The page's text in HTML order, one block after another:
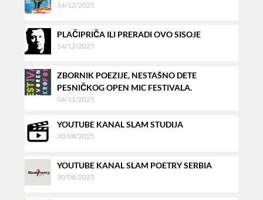
14/12/2025
PLAČIPRIČA ILI PRERADI OVO SISOJE
14/12/2025
ZBORNIK POEZIJE, NESTAŠNO DETE
PESNIČKOG OPEN MIC FESTIVALA.
06/11/2025
YOUTUBE KANAL SLAM STUDIJA
30/08/2025
YOUTUBE KANAL SLAM POETRY SERBIA
30/08/2025